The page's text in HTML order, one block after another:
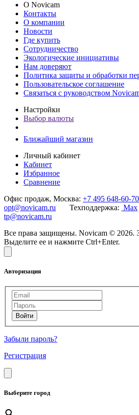
О Novicam
Контакты
О компании
Новости
Где купить
Сотрудничество
Экологические инициативы
Нам доверяют
Политика защиты и обработки
Пользовательское соглашение
Связаться с руководством
Настройки
Выбор валюты
Ближайший магазин
Личный кабинет
Кабинет
Избранное
Сравнение
Офис продаж, Москва: +7 495 648-60-70
opt@novicam.ru Техподдержка: Max
tp@novicam.ru
Все права защищены. Novicam © 2026.
Выделите ее и нажмите Ctrl+Enter.
Авторизация
Забыли пароль?
Регистрация
Выберите город